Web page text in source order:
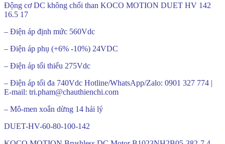
Động cơ DC không chổi than KOCO MOTION DUET HV 142
16.5 17
– Điện áp định mức 560Vdc
– Điện áp phụ (+6% -10%) 24VDC
– Điện áp tối thiểu 275Vdc
– Điện áp tối đa 740Vdc Hotline/WhatsApp/Zalo: 0901 327 774 |
E-mail: tri.pham@chauthienchi.com
– Mô-men xoắn dừng 14 hải lý
DUET-HV-60-80-100-142